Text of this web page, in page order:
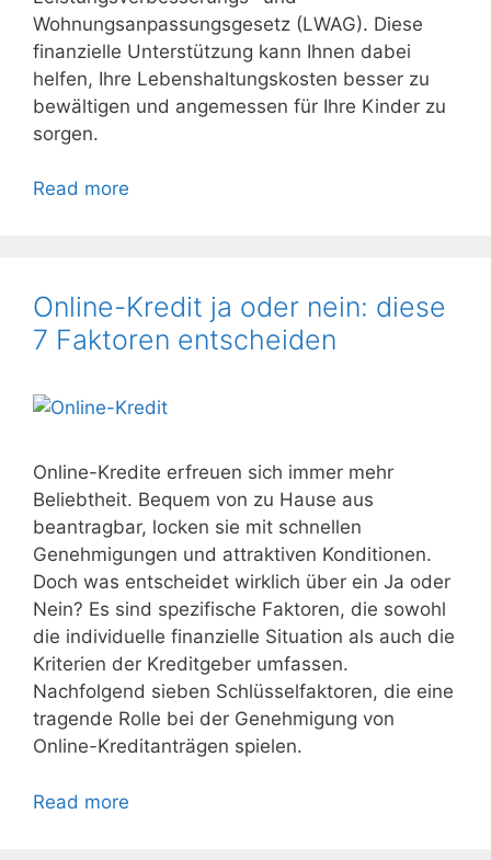
Wohnungsanpassungsgesetz (LWAG). Diese
finanzielle Unterstützung kann Ihnen dabei
helfen, Ihre Lebenshaltungskosten besser zu
bewältigen und angemessen für Ihre Kinder zu
sorgen.
Read more
Online-Kredit ja oder nein: diese
7 Faktoren entscheiden
Online-Kredite erfreuen sich immer mehr
Beliebtheit. Bequem von zu Hause aus
beantragbar, locken sie mit schnellen
Genehmigungen und attraktiven Konditionen.
Doch was entscheidet wirklich über ein Ja oder
Nein? Es sind spezifische Faktoren, die sowohl
die individuelle finanzielle Situation als auch die
Kriterien der Kreditgeber umfassen.
Nachfolgend sieben Schlüsselfaktoren, die eine
tragende Rolle bei der Genehmigung von
Online-Kreditanträgen spielen.
Read more